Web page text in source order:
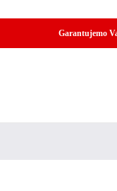
Garantujemo